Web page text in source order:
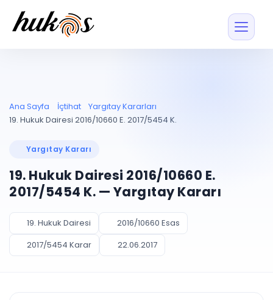
Entegrasyonu
UYAP ile otomatik
UYAP Evrak
Entegrasyonu
UETS Entegrasyonu
Tebligatları anında
Müvekkil ve taraf
Vekalet
PLANLAMA & TAKİP
Pano ve Takip
AKILLI & FİNANS
Blog
Ücretsiz Başlayın Giriş Yap
Ana Sayfa İçtihat
Yargıtay Kararları
19. Hukuk Dairesi 2016/10660 E. 2017/5454 K.
Yargıtay Kararı
19. Hukuk Dairesi 2016/10660 E.
2017/5454 K. — Yargıtay Kararı
19. Hukuk Dairesi
2016/10660 Esas
2017/5454 Karar
22.06.2017